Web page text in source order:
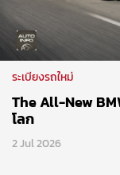
ระเบียงรถใหม่
The All-New
โลก
2 Jul 2026